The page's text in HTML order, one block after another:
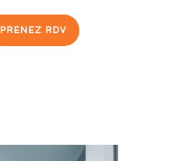
PRENEZ RDV